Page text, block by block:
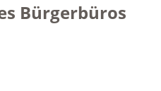
Bürgerbüros